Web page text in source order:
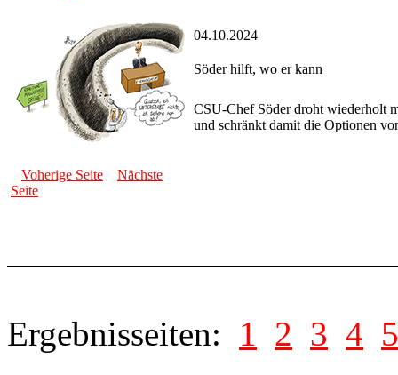
04.10.2024
Söder hilft, wo er kann
CSU-Chef Söder droht wiederholt
und schränkt damit die Optionen
Voherige Seite
Nächste
Seite
Ergebnisseiten: 1 2 3 4 5